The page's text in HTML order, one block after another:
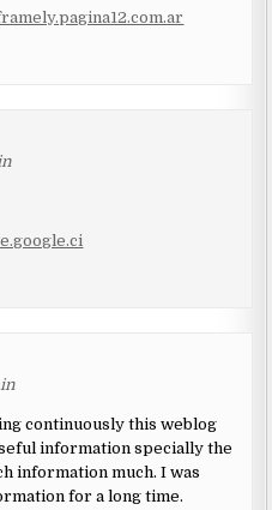
continuously this weblog
information specially the
information much. I was
for a long time.